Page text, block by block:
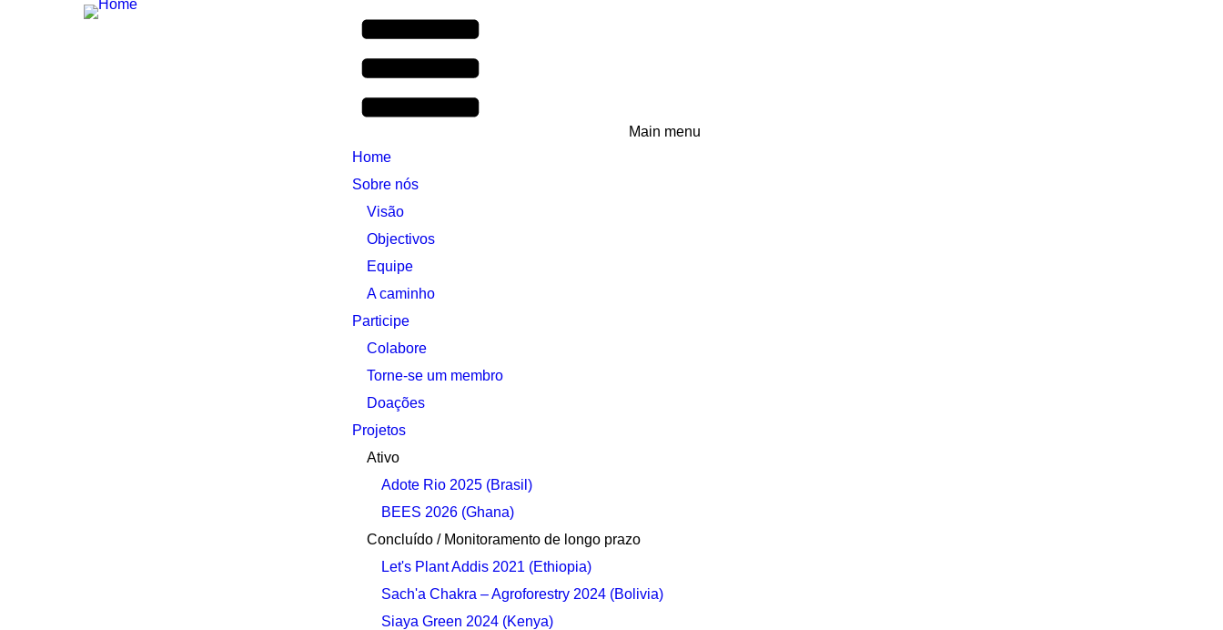
Main menu
Home
Sobre nós
Visão
Objectivos
Equipe
A caminho
Participe
Colabore
Torne-se um membro
Doações
Projetos
Ativo
Adote Rio 2025 (Brasil)
BEES 2026 (Ghana)
Concluído / Monitoramento de longo prazo
Let's Plant Addis 2021 (Ethiopia)
Sach'a Chakra – Agroforestry 2024 (Bolivia)
Siaya Green 2024 (Kenya)